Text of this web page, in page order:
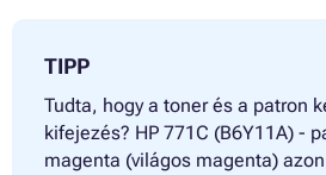
TIPP
Tudta, hogy a toner és a patron
kifejezés? HP 771C (B6Y11A) -
magenta (világos magenta)